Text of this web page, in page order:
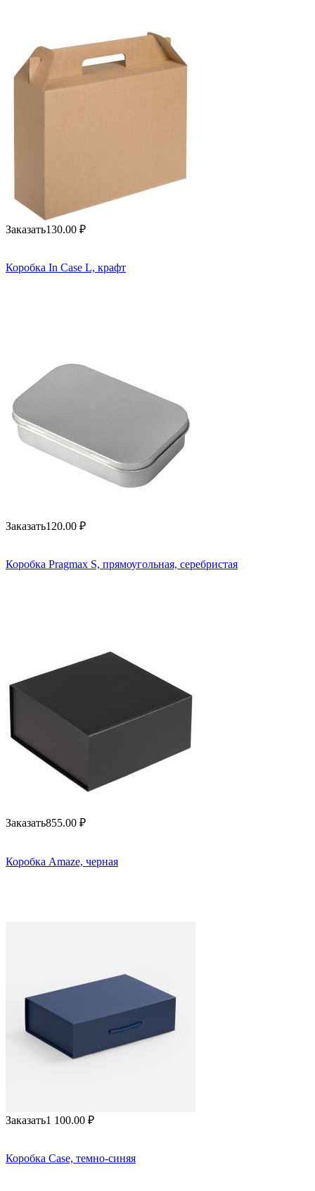
Заказать130.00 ₽
Коробка In Case L, крафт
Заказать120.00 ₽
Коробка Pragmax S, прямоугольная, серебристая
Заказать855.00 ₽
Коробка Amaze, черная
Заказать1 100.00 ₽
Коробка Case, темно-синяя